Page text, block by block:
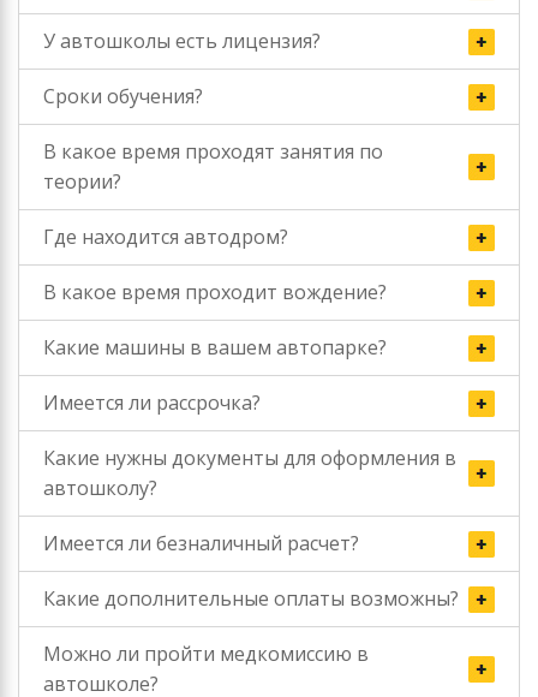
У автошколы есть лицензия?
Сроки обучения?
В какое время проходят занятия по
теории?
Где находится автодром?
В какое время проходит вождение?
Какие машины в вашем автопарке?
Имеется ли рассрочка?
Какие нужны документы для оформления в
автошколу?
Имеется ли безналичный расчет?
Какие дополнительные оплаты возможны?
Можно ли пройти медкомиссию в
автошколе?